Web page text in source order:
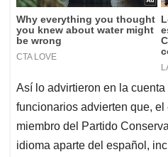
Así lo advirtieron en la
funcionarios advierten que,
miembro del Partido
idioma aparte del español,